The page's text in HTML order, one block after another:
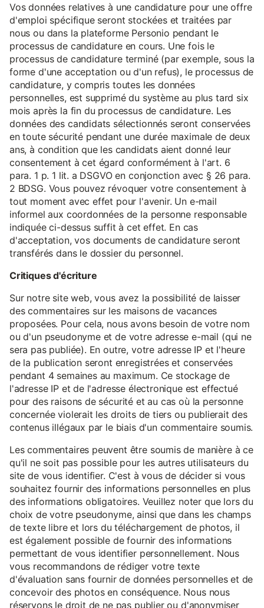
Vos données relatives à une candidature pour une offre
d'emploi spécifique seront stockées et traitées par
nous ou dans la plateforme Personio pendant le
processus de candidature en cours. Une fois le
processus de candidature terminé (par exemple, sous la
forme d'une acceptation ou d'un refus), le processus de
candidature, y compris toutes les données
personnelles, est supprimé du système au plus tard six
mois après la fin du processus de candidature. Les
données des candidats sélectionnés seront conservées
en toute sécurité pendant une durée maximale de deux
ans, à condition que les candidats aient donné leur
consentement à cet égard conformément à l'art. 6
para. 1 p. 1 lit. a DSGVO en conjonction avec § 26 para.
2 BDSG. Vous pouvez révoquer votre consentement à
tout moment avec effet pour l'avenir. Un e-mail
informel aux coordonnées de la personne responsable
indiquée ci-dessus suffit à cet effet. En cas
d'acceptation, vos documents de candidature seront
transférés dans le dossier du personnel.
Critiques d'écriture
Sur notre site web, vous avez la possibilité de laisser
des commentaires sur les maisons de vacances
proposées. Pour cela, nous avons besoin de votre nom
ou d'un pseudonyme et de votre adresse e-mail (qui ne
sera pas publiée). En outre, votre adresse IP et l'heure
de la publication seront enregistrées et conservées
pendant 4 semaines au maximum. Ce stockage de
l'adresse IP et de l'adresse électronique est effectué
pour des raisons de sécurité et au cas où la personne
concernée violerait les droits de tiers ou publierait des
contenus illégaux par le biais d'un commentaire soumis.
Les commentaires peuvent être soumis de manière à ce
qu'il ne soit pas possible pour les autres utilisateurs du
site de vous identifier. C'est à vous de décider si vous
souhaitez fournir des informations personnelles en plus
des informations obligatoires. Veuillez noter que lors du
choix de votre pseudonyme, ainsi que dans les champs
de texte libre et lors du téléchargement de photos, il
est également possible de fournir des informations
permettant de vous identifier personnellement. Nous
vous recommandons de rédiger votre texte
d'évaluation sans fournir de données personnelles et de
concevoir des photos en conséquence. Nous nous
réservons le droit de ne pas publier ou d'anonymiser